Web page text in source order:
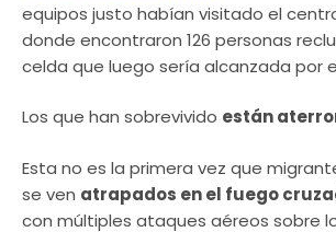
equipos justo habían visitado el
donde encontraron 126 personas
celda que luego sería alcanzada por
Los que han sobrevivido están
Esta no es la primera vez que
se ven atrapados en el fuego
con múltiples ataques aéreos sobre